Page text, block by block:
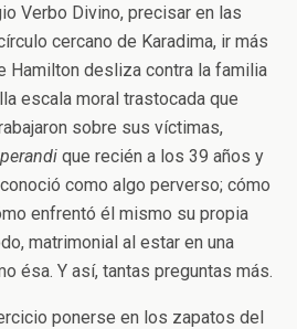
Verbo Divino, precisar en las
cercano de Karadima, ir más
Hamilton desliza contra la familia
escala moral trastocada que
sobre sus víctimas,
que recién a los 39 años y
como algo perverso; cómo
enfrentó él mismo su propia
matrimonial al estar en una
ésa. Y así, tantas preguntas más.
ponerse en los zapatos del